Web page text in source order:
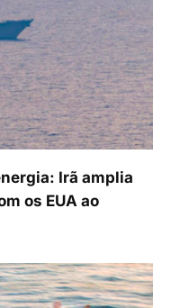
Irã amplia
os EUA ao